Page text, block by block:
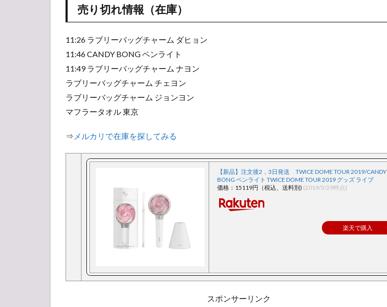
TOUR 2019
“#Dreamday”
ツアー日
程・スケジ
ュール
【ア
ンケ
ー
人気
所
売り切れ情報（在庫）
11:26 ラブリーバッグチャーム ダヒョン
11:46 CANDY BONG ペンライト
11:49 ラブリーバッグチャーム ナヨン
ラブリーバッグチャーム チェヨン
ラブリーバッグチャーム ジョンヨン
マフラータオル 東京
⇒ メルカリで在庫を探してみる
【新品】注文後2，3日発送 TWICE DOME TOUR 2019/CANDY
BONG ペンライト TWICE DOME TOUR 2019 グッズ ライブ
価格：15119円（税込、送料別) (2019/3/29時点)
楽天で購入
スポンサーリンク